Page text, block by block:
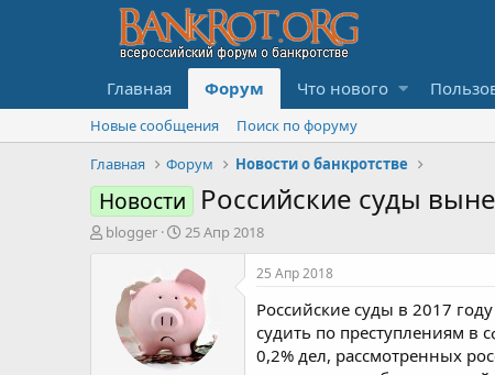
Главная Форум Что нового
Новые сообщения
Поиск по форуму
Главная
Форум Новости о банкротстве
Новости Российские суды
А
blogger
Д
т
а
н
а
ч
а
25 Апр 2018
25 Апр 2018
Российские суды в 2017
судить по преступлениям в
0,2% дел, рассмотренных